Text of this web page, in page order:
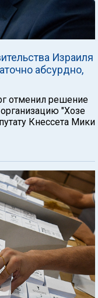
Израиля
абсурдно,
отменил решение
"Хозе
Кнессета Мики